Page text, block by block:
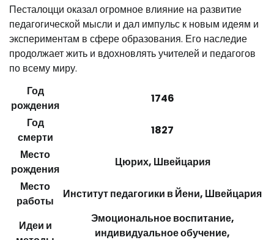
Песталоцци оказал огромное влияние на развитие
педагогической мысли и дал импульс к новым идеям и
экспериментам в сфере образования. Его наследие
продолжает жить и вдохновлять учителей и педагогов
по всему миру.
Год
рождения
1746
Год
смерти
1827
Место
рождения
Цюрих, Швейцария
Место
работы
Институт педагогики в Йени, Швейцария
Идеи и
Эмоциональное воспитание,
индивидуальное обучение,